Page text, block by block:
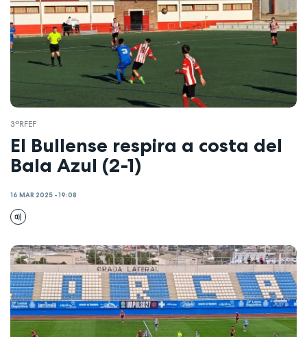
3ªRFEF
El Bullense respira a costa del
Bala Azul (2-1)
16 MAR 2025 - 19:08